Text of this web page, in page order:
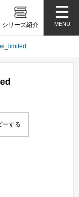
シリーズ紹介 MENU
ーする